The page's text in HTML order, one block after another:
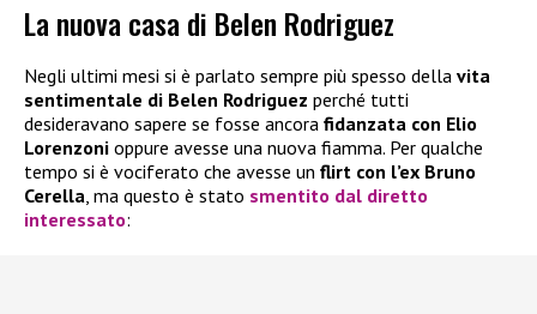
La nuova casa di Belen Rodriguez
Negli ultimi mesi si è parlato sempre più spesso della vita
sentimentale di Belen Rodriguez perché tutti
desideravano sapere se fosse ancora fidanzata con Elio
Lorenzoni oppure avesse una nuova fiamma. Per qualche
tempo si è vociferato che avesse un flirt con l’ex Bruno
Cerella, ma questo è stato smentito dal diretto
interessato: